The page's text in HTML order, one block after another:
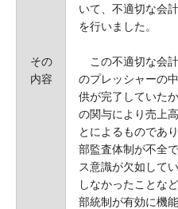
その
内容
いて、不適切な会
を行いました。
この不適切な会
のプレッシャーの
供が完了していた
の関与により売上
とによるものであ
部監査体制が不全
ス意識が欠如して
しなかったことな
部統制が有効に機